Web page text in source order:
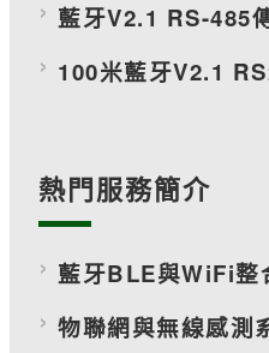
藍牙V2.1 RS-485
100米藍牙V2.1
熱門服務簡介
藍牙BLE與WiFi整
物聯網與無線感測